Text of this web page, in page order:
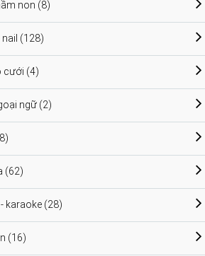
non (8)
(128)
cưới (4)
ngữ (2)
(62)
karaoke (28)
(16)